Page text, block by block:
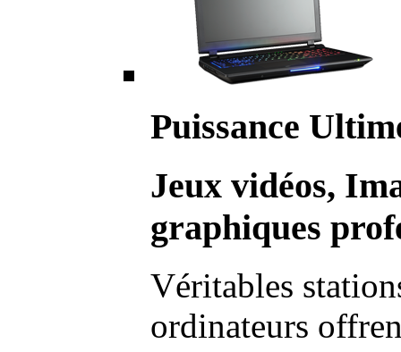
Puissance
Jeux vidéos,
graphiques
Véritables
ordinateurs